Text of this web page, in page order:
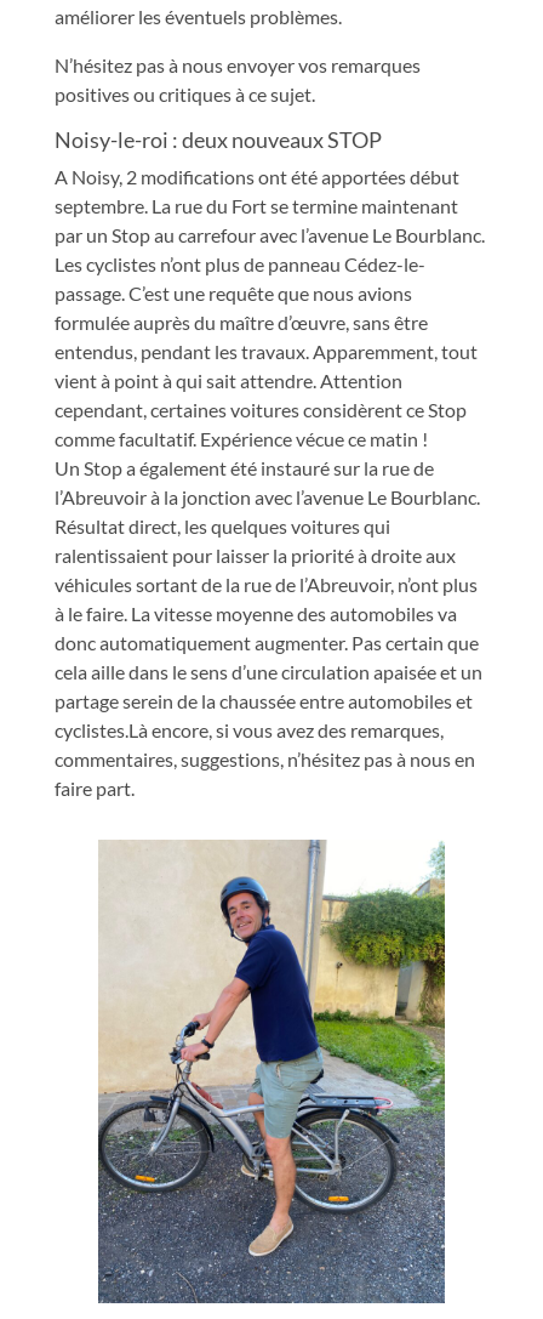
améliorer les éventuels problèmes.
N’hésitez pas à nous envoyer vos remarques
positives ou critiques à ce sujet.
Noisy-le-roi : deux nouveaux STOP
A Noisy, 2 modifications ont été apportées début
septembre. La rue du Fort se termine maintenant
par un Stop au carrefour avec l’avenue Le Bourblanc.
Les cyclistes n’ont plus de panneau Cédez-le-
passage. C’est une requête que nous avions
formulée auprès du maître d’œuvre, sans être
entendus, pendant les travaux. Apparemment, tout
vient à point à qui sait attendre. Attention
cependant, certaines voitures considèrent ce Stop
comme facultatif. Expérience vécue ce matin !
Un Stop a également été instauré sur la rue de
l’Abreuvoir à la jonction avec l’avenue Le Bourblanc.
Résultat direct, les quelques voitures qui
ralentissaient pour laisser la priorité à droite aux
véhicules sortant de la rue de l’Abreuvoir, n’ont plus
à le faire. La vitesse moyenne des automobiles va
donc automatiquement augmenter. Pas certain que
cela aille dans le sens d’une circulation apaisée et un
partage serein de la chaussée entre automobiles et
cyclistes.Là encore, si vous avez des remarques,
commentaires, suggestions, n’hésitez pas à nous en
faire part.